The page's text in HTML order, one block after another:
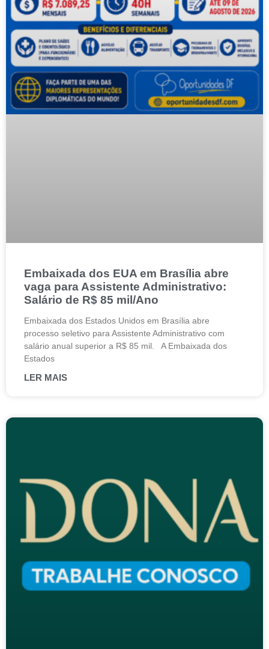
Embaixada dos EUA em Brasília abre
vaga para Assistente Administrativo:
Salário de R$ 85 mil/Ano
Embaixada dos Estados Unidos em Brasília abre
processo seletivo para Assistente Administrativo com
salário anual superior a R$ 85 mil. A Embaixada dos
Estados
LER MAIS